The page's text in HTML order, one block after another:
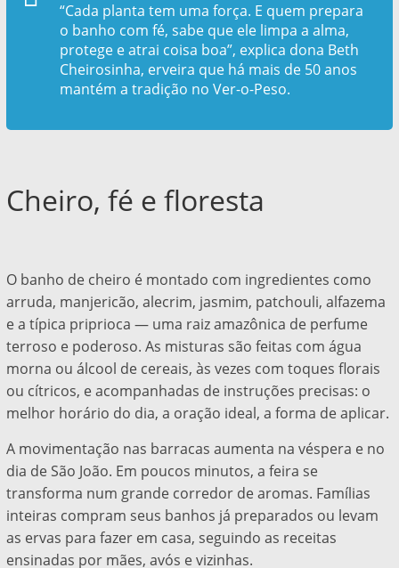
“Cada planta tem uma força. E quem prepara
o banho com fé, sabe que ele limpa a alma,
protege e atrai coisa boa”, explica dona Beth
Cheirosinha, erveira que há mais de 50 anos
mantém a tradição no Ver-o-Peso.
Cheiro, fé e floresta
O banho de cheiro é montado com ingredientes como
arruda, manjericão, alecrim, jasmim, patchouli, alfazema
e a típica priprioca — uma raiz amazônica de perfume
terroso e poderoso. As misturas são feitas com água
morna ou álcool de cereais, às vezes com toques florais
ou cítricos, e acompanhadas de instruções precisas: o
melhor horário do dia, a oração ideal, a forma de aplicar.
A movimentação nas barracas aumenta na véspera e no
dia de São João. Em poucos minutos, a feira se
transforma num grande corredor de aromas. Famílias
inteiras compram seus banhos já preparados ou levam
as ervas para fazer em casa, seguindo as receitas
ensinadas por mães, avós e vizinhas.